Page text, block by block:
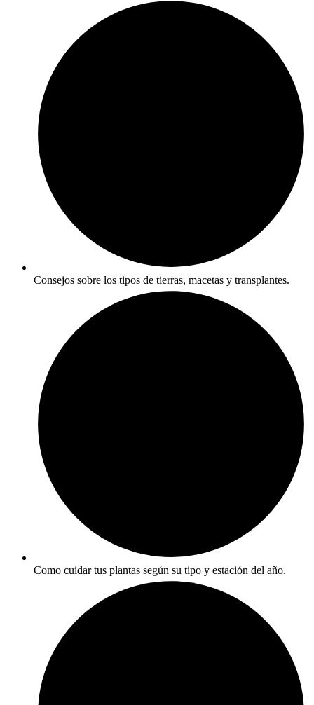
Consejos sobre los tipos de tierras, macetas y transplantes.
Como cuidar tus plantas según su tipo y estación del año.